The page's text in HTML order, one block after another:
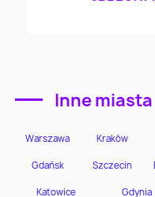
Inne miasta